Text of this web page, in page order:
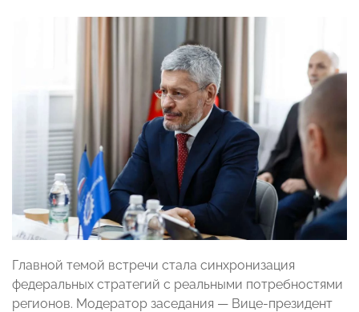
Главной темой встречи стала синхронизация
федеральных стратегий с реальными потребностями
регионов. Модератор заседания — Вице-президент